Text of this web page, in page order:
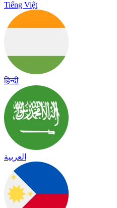
Tiếng Việt
हिन्दी
العربية